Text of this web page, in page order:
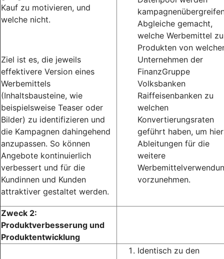
Kauf zu motivieren, und
welche nicht.
Ziel ist es, die jeweils
effektivere Version eines
Werbemittels
(Inhaltsbausteine, wie
beispielsweise Teaser oder
Bilder) zu identifizieren und
die Kampagnen dahingehend
anzupassen. So können
Angebote kontinuierlich
verbessert und für die
Kundinnen und Kunden
attraktiver gestaltet werden.
Abgleiche gemacht,
welche Werbemittel zu
Produkten von
Unternehmen der
FinanzGruppe
Volksbanken
Raiffeisenbanken zu
welchen
Konvertierungsraten
geführt haben, um
Ableitungen für die
weitere
vorzunehmen.
Zweck 2:
Produktverbesserung und
Produktentwicklung
Identisch zu den